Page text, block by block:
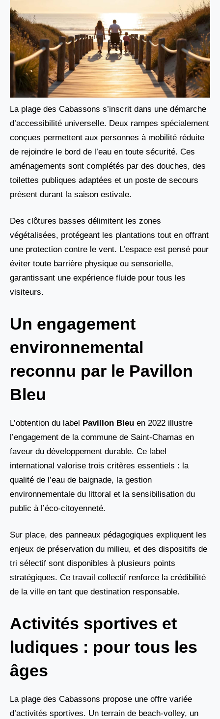
La plage des Cabassons s’inscrit dans une démarche
d’accessibilité universelle. Deux rampes spécialement
conçues permettent aux personnes à mobilité réduite
de rejoindre le bord de l’eau en toute sécurité. Ces
aménagements sont complétés par des douches, des
toilettes publiques adaptées et un poste de secours
présent durant la saison estivale.
Des clôtures basses délimitent les zones
végétalisées, protégeant les plantations tout en offrant
une protection contre le vent. L’espace est pensé pour
éviter toute barrière physique ou sensorielle,
garantissant une expérience fluide pour tous les
visiteurs.
Un engagement
environnemental
reconnu par le Pavillon
Bleu
L’obtention du label Pavillon Bleu en 2022 illustre
l’engagement de la commune de Saint-Chamas en
faveur du développement durable. Ce label
international valorise trois critères essentiels : la
qualité de l’eau de baignade, la gestion
environnementale du littoral et la sensibilisation du
public à l’éco-citoyenneté.
Sur place, des panneaux pédagogiques expliquent les
enjeux de préservation du milieu, et des dispositifs de
tri sélectif sont disponibles à plusieurs points
stratégiques. Ce travail collectif renforce la crédibilité
de la ville en tant que destination responsable.
Activités sportives et
ludiques : pour tous les
âges
La plage des Cabassons propose une offre variée
d’activités sportives. Un terrain de beach-volley, un